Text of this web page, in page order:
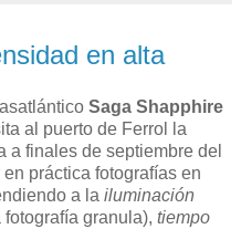
en alta
Saga Shapphire
al puerto de Ferrol la
a finales de septiembre del
práctica fotografías en
a la iluminación
granula), tiempo